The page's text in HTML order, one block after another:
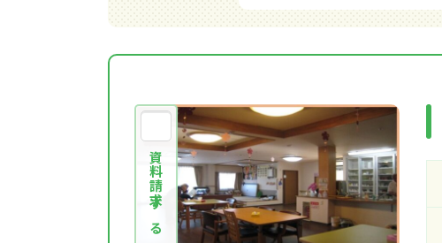
資料請求する